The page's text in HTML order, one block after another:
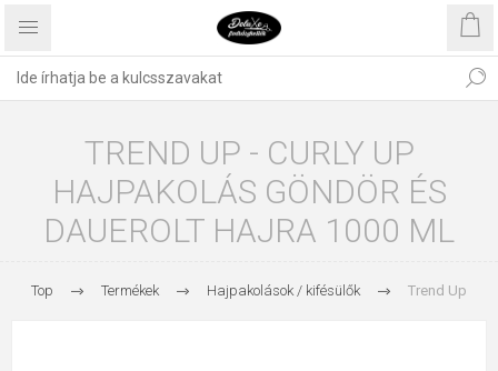
TREND UP - CURLY UP
HAJPAKOLÁS GÖNDÖR ÉS
DAUEROLT HAJRA 1000 ML
Top Termékek Hajpakolások / kifésülők Trend Up